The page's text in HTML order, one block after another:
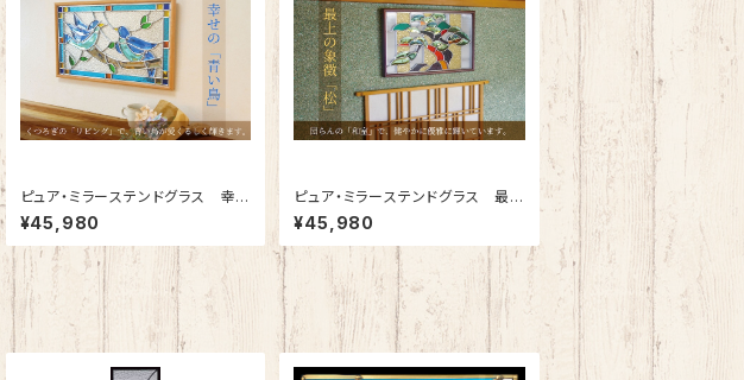
ピュア・ミラーステンドグラス 幸せ
の「青い鳥」SH-PR01
¥45,980
ピュア・ミラーステンドグラス 最上
の「松」SH-PR02
¥45,980